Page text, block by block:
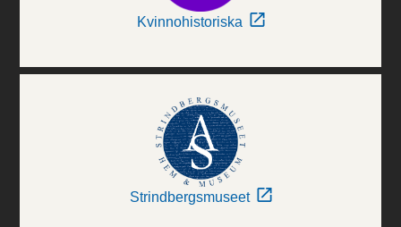
Kvinnohistoriska
Strindbergsmuseet